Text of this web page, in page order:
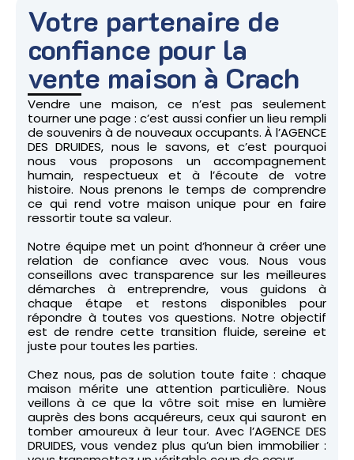
Votre partenaire de
confiance pour la
vente maison à Crach
Vendre une maison, ce n’est pas seulement
tourner une page : c’est aussi confier un lieu rempli
de souvenirs à de nouveaux occupants. À l’AGENCE
DES DRUIDES, nous le savons, et c’est pourquoi
nous vous proposons un accompagnement
humain, respectueux et à l’écoute de votre
histoire. Nous prenons le temps de comprendre
ce qui rend votre maison unique pour en faire
ressortir toute sa valeur.
Notre équipe met un point d’honneur à créer une
relation de confiance avec vous. Nous vous
conseillons avec transparence sur les meilleures
démarches à entreprendre, vous guidons à
chaque étape et restons disponibles pour
répondre à toutes vos questions. Notre objectif
est de rendre cette transition fluide, sereine et
juste pour toutes les parties.
Chez nous, pas de solution toute faite : chaque
maison mérite une attention particulière. Nous
veillons à ce que la vôtre soit mise en lumière
auprès des bons acquéreurs, ceux qui sauront en
tomber amoureux à leur tour. Avec l’AGENCE DES
DRUIDES, vous vendez plus qu’un bien immobilier :